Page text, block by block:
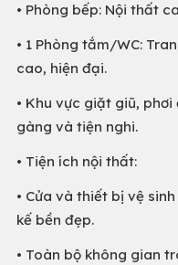
• Phòng bếp: Nội thất
• 1 Phòng tắm/WC:
cao, hiện đại.
• Khu vực giặt giũ,
gàng và tiện nghi.
• Tiện ích nội thất:
• Cửa và thiết bị vệ
kế bền đẹp.
• Toàn bộ không gian